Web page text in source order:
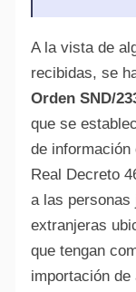
A la vista de
recibidas, se
Orden SND/
que se
de información
Real Decreto
a las
extranjeras
que tengan
importación de